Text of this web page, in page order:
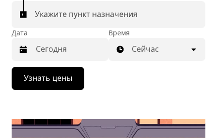
Укажите пункт назначения
Дата
Нажмите
стрелку
вниз,
календарю
Время
Сейчас
Узнать цены